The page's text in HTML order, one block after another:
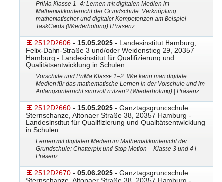
PriMa Klasse 1–4: Lernen mit digitalen Medien im
Mathematikunterricht der Grundschule: Verknüpfung
mathematischer und digitaler Kompetenzen am Beispiel
TaskCards (Wiederholung) I Präsenz
2512D2606 - 15.05.2025 - Landesinstitut Hamburg,
Felix-Dahn-Straße 3 und/oder Weidenstieg 29, 20357
Hamburg - Landesinstitut für Qualifizierung und
Qualitätsentwicklung in Schulen
Vorschule und PriMa Klasse 1–2: Wie kann man digitale
Medien für das mathematische Lernen in der Vorschule und im
Anfangsunterricht sinnvoll nutzen? (Wiederholung) | Präsenz
2512D2660 - 15.05.2025 - Ganztagsgrundschule
Sternschanze, Altonaer Straße 38, 20357 Hamburg -
Landesinstitut für Qualifizierung und Qualitätsentwicklung
in Schulen
Lernen mit digitalen Medien im Mathematikunterricht der
Grundschule: Chatterpix und Stop Motion – Klasse 3 und 4 l
Präsenz
2512D2670 - 05.06.2025 - Ganztagsgrundschule
Sternschanze, Altonaer Straße 38, 20357 Hamburg -